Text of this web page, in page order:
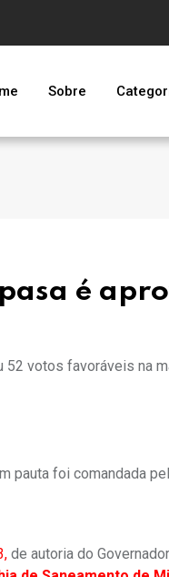
Sobre
é
votos favoráveis na
pauta foi comandada
, de autoria do